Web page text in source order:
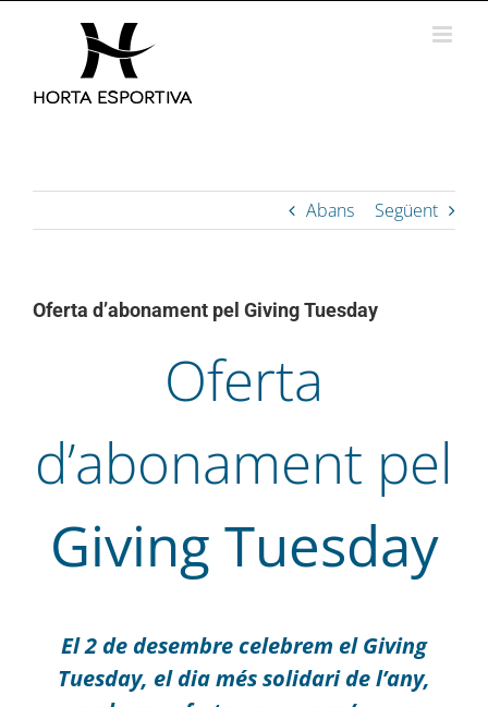
Abans Següent
Oferta d’abonament pel Giving Tuesday
Oferta
d’abonament pel
Giving Tuesday
El 2 de desembre celebrem el Giving
Tuesday, el dia més solidari de l’any,